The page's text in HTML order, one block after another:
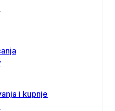
i kupnje